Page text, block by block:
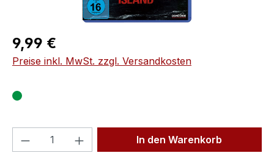
Regulärer Preis:
9,99 €
Preise inkl. MwSt. zzgl. Versandkosten
Produkt Anzahl: Gib denIn den Warenkorb